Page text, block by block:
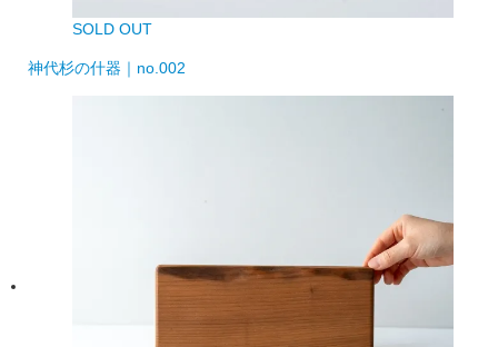
SOLD OUT
神代杉の什器｜no.002